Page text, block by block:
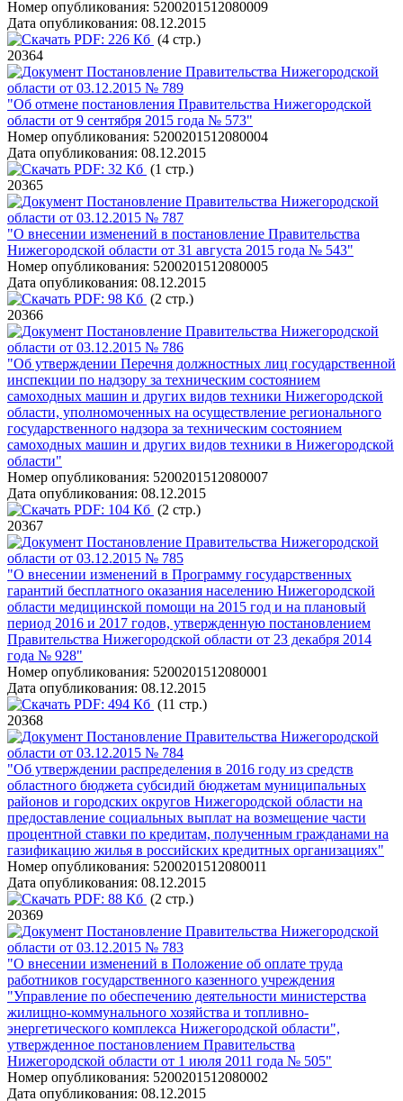
Номер опубликования: 5200201512080009
Дата опубликования: 08.12.2015
PDF: 226 Кб (4 стр.)
20364
Постановление Правительства Нижегородской
области от 03.12.2015 № 789
"Об отмене постановления Правительства Нижегородской
области от 9 сентября 2015 года № 573"
Номер опубликования: 5200201512080004
Дата опубликования: 08.12.2015
PDF: 32 Кб (1 стр.)
20365
Постановление Правительства Нижегородской
области от 03.12.2015 № 787
"О внесении изменений в постановление Правительства
Нижегородской области от 31 августа 2015 года № 543"
Номер опубликования: 5200201512080005
Дата опубликования: 08.12.2015
PDF: 98 Кб (2 стр.)
20366
Постановление Правительства Нижегородской
области от 03.12.2015 № 786
"Об утверждении Перечня должностных лиц государственной
инспекции по надзору за техническим состоянием
самоходных машин и других видов техники Нижегородской
области, уполномоченных на осуществление регионального
государственного надзора за техническим состоянием
самоходных машин и других видов техники в Нижегородской
области"
Номер опубликования: 5200201512080007
Дата опубликования: 08.12.2015
PDF: 104 Кб (2 стр.)
20367
Постановление Правительства Нижегородской
области от 03.12.2015 № 785
"О внесении изменений в Программу государственных
гарантий бесплатного оказания населению Нижегородской
области медицинской помощи на 2015 год и на плановый
период 2016 и 2017 годов, утвержденную постановлением
Правительства Нижегородской области от 23 декабря 2014
года № 928"
Номер опубликования: 5200201512080001
Дата опубликования: 08.12.2015
PDF: 494 Кб (11 стр.)
20368
Постановление Правительства Нижегородской
области от 03.12.2015 № 784
"Об утверждении распределения в 2016 году из средств
областного бюджета субсидий бюджетам муниципальных
районов и городских округов Нижегородской области на
предоставление социальных выплат на возмещение части
процентной ставки по кредитам, полученным гражданами на
газификацию жилья в российских кредитных организациях"
Номер опубликования: 5200201512080011
Дата опубликования: 08.12.2015
PDF: 88 Кб (2 стр.)
20369
Постановление Правительства Нижегородской
области от 03.12.2015 № 783
"О внесении изменений в Положение об оплате труда
работников государственного казенного учреждения
"Управление по обеспечению деятельности министерства
жилищно-коммунального хозяйства и топливно-
энергетического комплекса Нижегородской области",
утвержденное постановлением Правительства
Нижегородской области от 1 июля 2011 года № 505"
Номер опубликования: 5200201512080002
Дата опубликования: 08.12.2015